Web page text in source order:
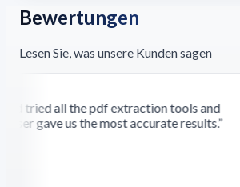
Bewertungen
Lesen Sie, was unsere Kunden sagen
tried all the pdf extraction tools and
gave us the most accurate results.”